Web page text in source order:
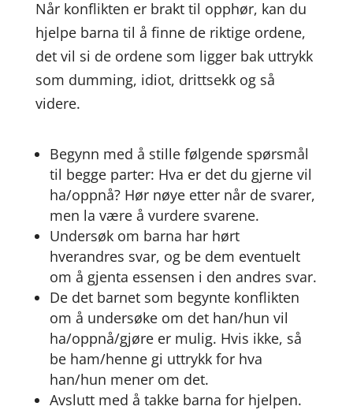
Når konflikten er brakt til opphør, kan du
hjelpe barna til å finne de riktige ordene,
det vil si de ordene som ligger bak uttrykk
som dumming, idiot, drittsekk og så
videre.
Begynn med å stille følgende spørsmål
til begge parter: Hva er det du gjerne vil
ha/oppnå? Hør nøye etter når de svarer,
men la være å vurdere svarene.
Undersøk om barna har hørt
hverandres svar, og be dem eventuelt
om å gjenta essensen i den andres svar.
De det barnet som begynte konflikten
om å undersøke om det han/hun vil
ha/oppnå/gjøre er mulig. Hvis ikke, så
be ham/henne gi uttrykk for hva
han/hun mener om det.
Avslutt med å takke barna for hjelpen.